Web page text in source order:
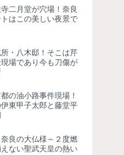
二月堂が穴場！奈良
はこの美しい夜景で
・八木邸！そこは芹
場であり今も刀傷が
の油小路事件現場！
東甲子太郎と藤堂平
良の大仏様～２度燃
ない聖武天皇の熱い